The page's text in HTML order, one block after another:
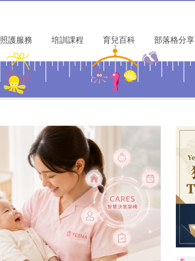
照護服務 培訓課程 育兒百科 部落格分享